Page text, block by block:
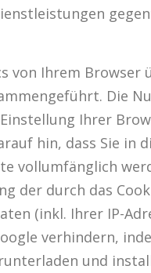
von Ihrem
Die
Ihrer
hin, dass Sie in
vollumfänglich
der durch das
(inkl. Ihrer IP-
verhindern,
und